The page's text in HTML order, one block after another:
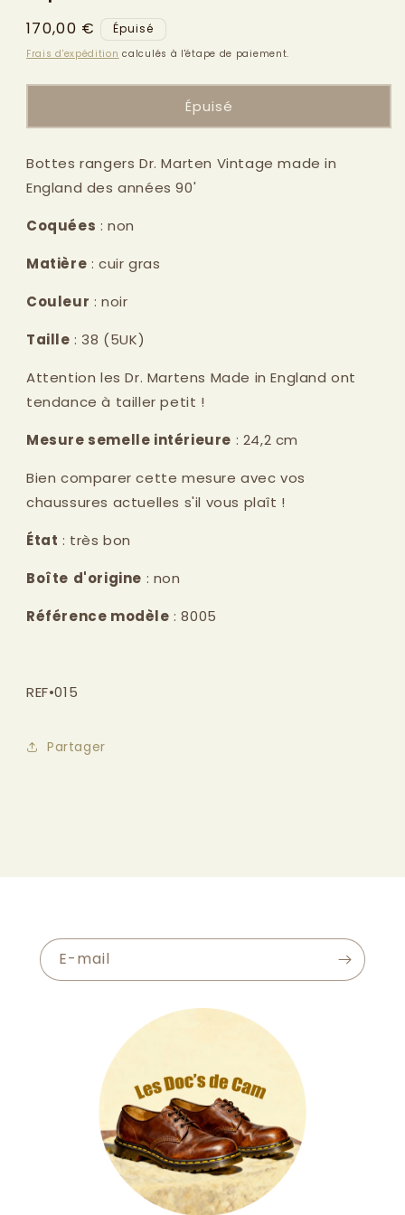
Prix
habituel
170,00 € Épuisé
Frais d'expédition calculés à l'étape de paiement.
Épuisé
Bottes rangers Dr. Marten Vintage made in
England des années 90'
Coquées : non
Matière : cuir gras
Couleur : noir
Taille : 38 (5UK)
Attention les Dr. Martens Made in England ont
tendance à tailler petit !
Mesure semelle intérieure : 24,2 cm
Bien comparer cette mesure avec vos
chaussures actuelles s'il vous plaît !
État : très bon
Boîte d'origine : non
Référence modèle : 8005
REF•015
Partager
E-mail